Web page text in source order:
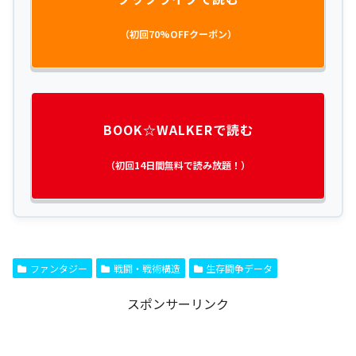
（初回70%OFFクーポン）
BOOK☆WALKERで読む
（初回14日間無料で読み放題！）
ファンタジー 戦闘・戦術構造 生存闘争データ
スポンサーリンク